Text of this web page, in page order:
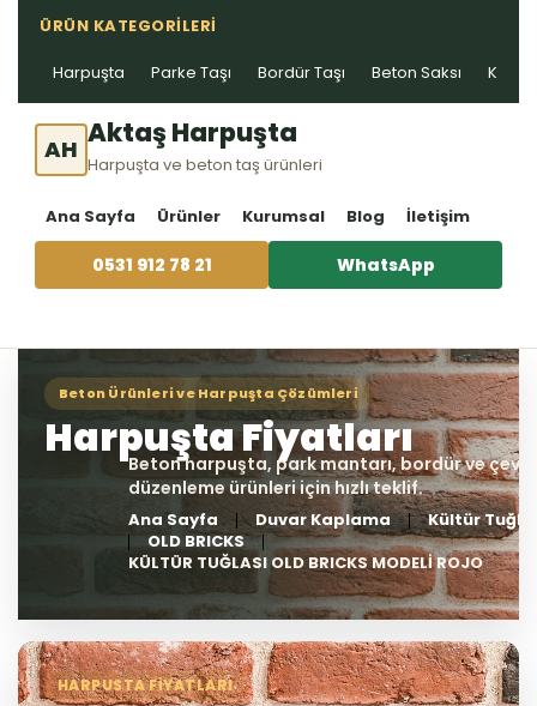
ÜRÜN KATEGORILERI
Harpuşta Parke Taşı Bordür Taşı Beton Saksı Kablo
AH Aktaş Harpuşta
Harpuşta ve beton taş ürünleri
Ana Sayfa Ürünler Kurumsal Blog İletişim
0531 912 78 21 WhatsApp
Ana Sayfa Duvar Kaplama
Kültür
OLD BRICKS
KÜLTÜR TUĞLASI OLD BRICKS MODELİ ROJO
HARPUSTA FIYATLARI